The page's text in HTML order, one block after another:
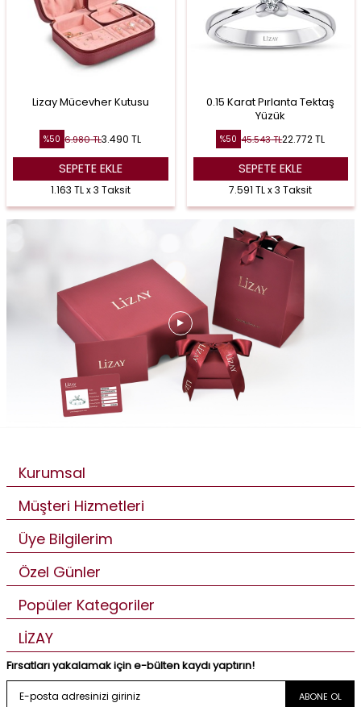
Lizay Mücevher Kutusu
%50 6.980TL3.490 TL
SEPETE EKLE
1.163 TL x 3 Taksit
0.15 Karat Pırlanta Tektaş
Yüzük
%50 45.543TL22.772TL
SEPETE EKLE
7.591 TL x 3 Taksit
Kurumsal
Müşteri Hizmetleri
Üye Bilgilerim
Özel Günler
Popüler Kategoriler
LİZAY
Fırsatları yakalamak için e-bülten kaydı yaptırın!
ABONE OL